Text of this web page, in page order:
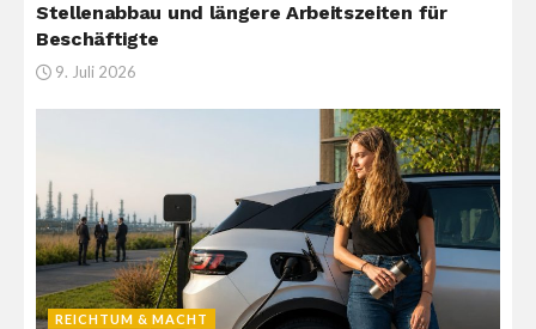
Stellenabbau und längere Arbeitszeiten für
Beschäftigte
9. Juli 2026
REICHTUM & MACHT